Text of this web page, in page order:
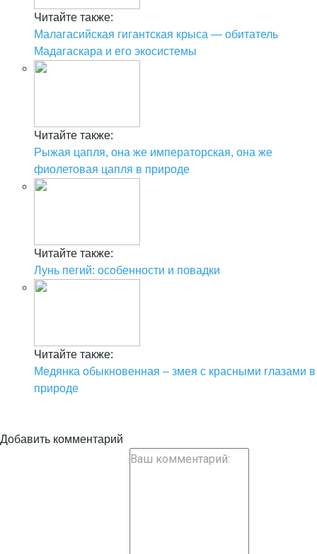
Читайте также:
Малагасийская гигантская крыса — обитатель
Мадагаскара и его экосистемы
Читайте также:
Рыжая цапля, она же императорская, она же
фиолетовая цапля в природе
Читайте также:
Лунь пегий: особенности и повадки
Читайте также:
Медянка обыкновенная – змея с красными глазами в
природе
Добавить комментарий